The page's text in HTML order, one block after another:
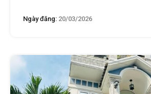
Ngày đăng: 20/03/2026